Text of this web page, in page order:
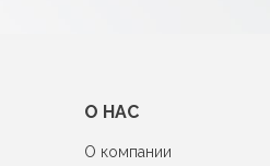
О НАС
О компании